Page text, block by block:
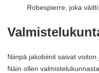
Robespierre, joka
Niinpä jakobiinit saivat
Näin ollen